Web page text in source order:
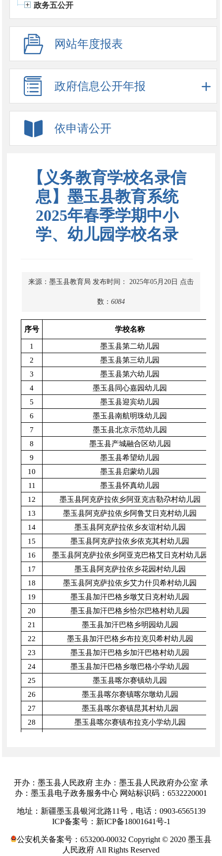
政务五公开
网站年度报表
政府信息公开年报
依申请公开
【义务教育学校名录信
息】墨玉县教育系统
2025年春季学期中小
学、幼儿园学校名录
来源：墨玉县教育局 发布时间： 2025年05月20日 点击
数： 6084
序号 学校名称
1
墨玉县第二幼儿园
2
墨玉县第三幼儿园
3
墨玉县第六幼儿园
4
墨玉县同心嘉园幼儿园
5
墨玉县迎宾幼儿园
6
墨玉县南航明珠幼儿园
7
墨玉县北京示范幼儿园
8
墨玉县产城融合区幼儿园
9
墨玉县希望幼儿园
10
墨玉县启蒙幼儿园
11
墨玉县怀真幼儿园
12
墨玉县阿克萨拉依乡阿亚克吉勒尕村幼儿园
13
墨玉县阿克萨拉依乡阿鲁艾日克村幼儿园
14
墨玉县阿克萨拉依乡友谊村幼儿园
15
墨玉县阿克萨拉依乡依克其村幼儿园
16
墨玉县阿克萨拉依乡阿亚克巴格艾日克村幼儿园
17
墨玉县阿克萨拉依乡花园村幼儿园
18
墨玉县阿克萨拉依乡艾力什贝希村幼儿园
19
墨玉县加汗巴格乡墩艾日克村幼儿园
20
墨玉县加汗巴格乡恰尔巴格村幼儿园
21
墨玉县加汗巴格乡明园幼儿园
22
墨玉县加汗巴格乡布拉克贝希村幼儿园
23
墨玉县加汗巴格乡加汗巴格村幼儿园
24
墨玉县加汗巴格乡墩巴格小学幼儿园
25
墨玉县喀尔赛镇幼儿园
26
墨玉县喀尔赛镇喀尔墩幼儿园
27
墨玉县喀尔赛镇昆其村幼儿园
28
墨玉县喀尔赛镇布拉克小学幼儿园
墨玉县喀尔赛镇台吐尔库勒村幼儿园
33
墨玉县喀拉喀什镇幼儿园
34
墨玉县喀拉喀什镇都先拜巴扎村幼儿园
墨玉县喀拉喀什镇其曼巴格村幼儿园
36
墨玉县喀瓦克乡英吉盖村幼儿园
开办：墨玉县人民政府 主办：墨玉县人民政府办公室 承
办：墨玉县电子政务服务中心 网站标识码：6532220001
地址：新疆墨玉县银河北路11号，电话：0903-6565139
ICP备案号：新ICP备18001641号-1
公安机关备案号：653200-00032 Copyright © 2020 墨玉县
人民政府 All Rights Reserved